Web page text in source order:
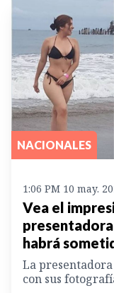
NACIONALES
1:06 PM 10 may.
Vea el
presentadora
habrá
La
con sus